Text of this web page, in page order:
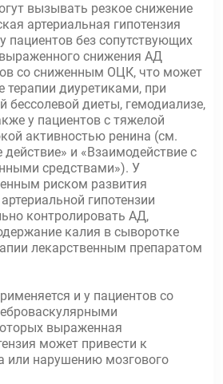
вызывать резкое снижение
артериальная гипотензия
пациентов без сопутствующих
снижения АД
со сниженным ОЦК, что может
терапии диуретиками, при
бессолевой диеты, гемодиализе,
у пациентов с тяжелой
активностью ренина (см.
и «Взаимодействие с
средствами»). У
риском развития
гипотензии
контролировать АД,
калия в сыворотке
лекарственным препаратом
и у пациентов со
выраженная
может привести к
или нарушению мозгового